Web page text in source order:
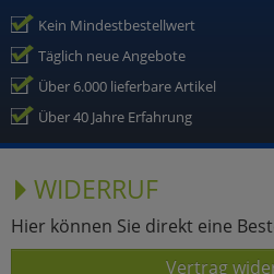
Kein Mindestbestellwert
Täglich neue Angebote
Über 6.000 lieferbare Artikel
Über 40 Jahre Erfahrung
WIDERRUF
Hier können Sie direkt eine
Vertrag